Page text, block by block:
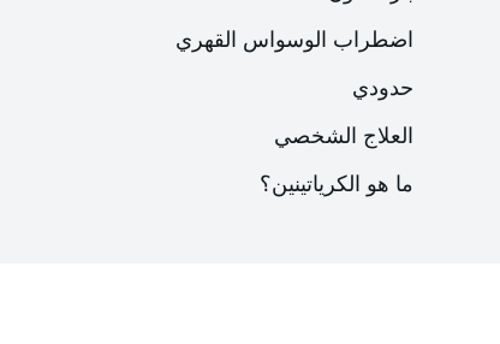
اضطراب الوسواس القهري
حدودي
العلاج الشخصي
ما هو الكرياتينين؟